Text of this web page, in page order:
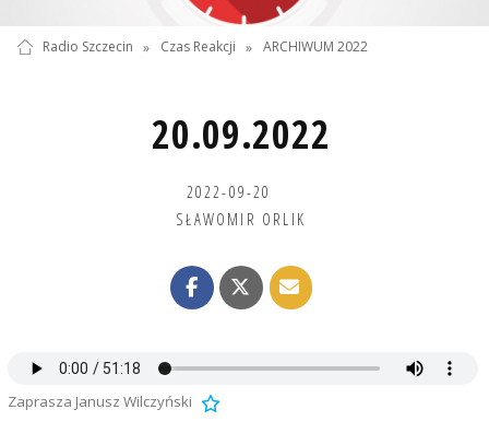
Radio Szczecin » Czas Reakcji » ARCHIWUM 2022
20.09.2022
2022-09-20
SŁAWOMIR ORLIK
Zaprasza Janusz Wilczyński